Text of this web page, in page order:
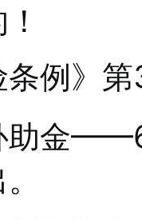
例》
助金